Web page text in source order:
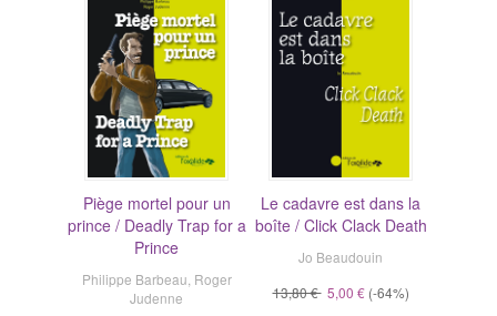
Piège mortel pour un
prince / Deadly Trap for a
Prince
Philippe Barbeau Roger
Judenne
Le cadavre est dans la
boîte / Click Clack Death
Jo Beaudouin
13,80 € 5,00 € (-64%)